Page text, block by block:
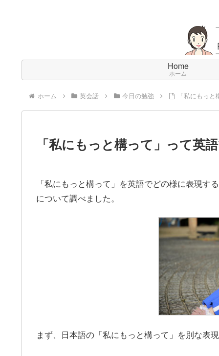
Home
ホーム
ホーム 英会話 今日の勉強 「私にもっ
「私にもっと構って」って英
「私にもっと構って」を英語でどの様に表現
について調べました。
まず、日本語の「私にもっと構って」を別な表